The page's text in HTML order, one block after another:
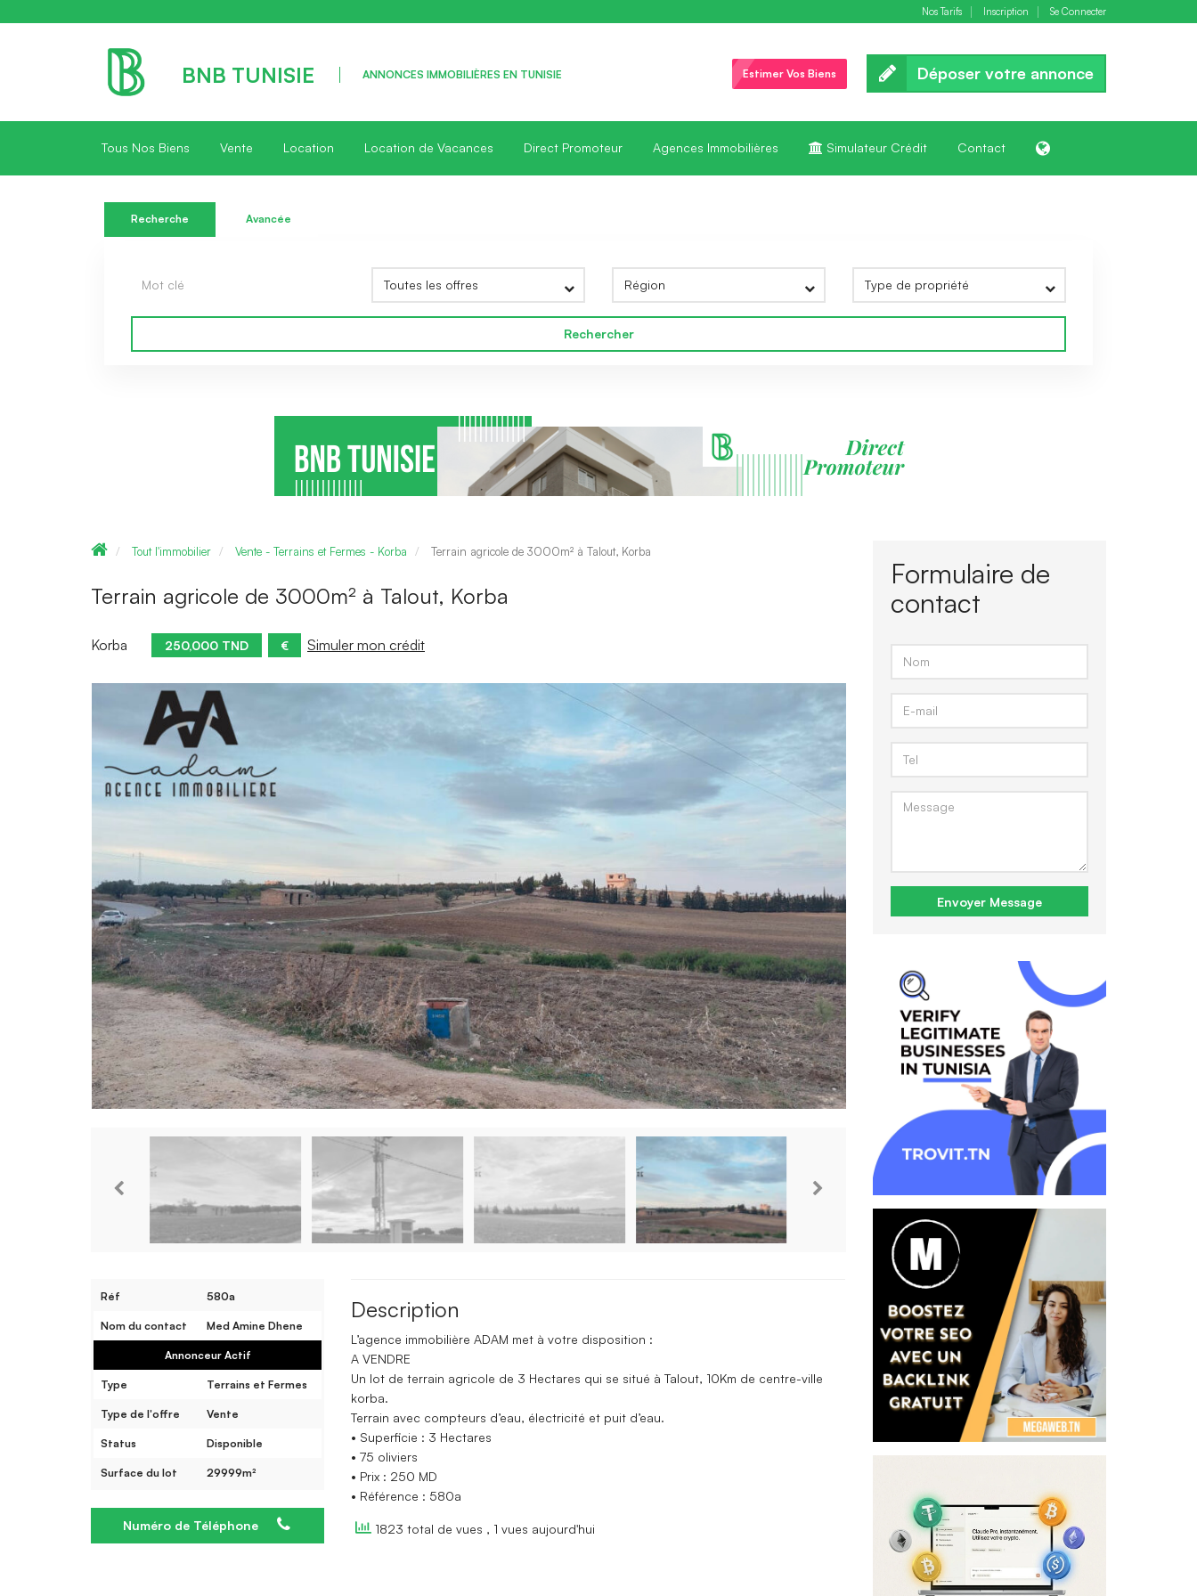
Nos Tarifs Inscription Se Connecter
BNB TUNISIE ANNONCES IMMOBILIÈRES EN TUNISIE Estimer Vos Biens Déposer votre annonce
Tous Nos Biens Vente Location Location de Vacances Direct Promoteur Agences Immobilières Simulateur Crédit Contact
Recherche Avancée
Rechercher
Tout l'immobilier Vente - Terrains et Fermes - Korba Terrain agricole de 3000m² à Talout, Korba
Terrain agricole de 3000m² à Talout, Korba
Korba 250,000 TND € Simuler mon crédit
Réf 580a
Nom du contact Med Amine Dhene
Annonceur Actif
Type Terrains et Fermes
Type de l'offre Vente
Status Disponible
Surface du lot 29999m²
Numéro de Téléphone
Description
L’agence immobilière ADAM met à votre disposition :
A VENDRE
Un lot de terrain agricole de 3 Hectares qui se situé à Talout, 10Km de centre-ville
korba.
Terrain avec compteurs d’eau, électricité et puit d’eau.
• Superficie : 3 Hectares
• 75 oliviers
• Prix : 250 MD
• Référence : 580a
1823 total de vues , 1 vues aujourd'hui
Formulaire de
contact
Envoyer Message